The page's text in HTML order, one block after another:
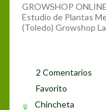
GROWSHOP
Estudio de Plantas
(Toledo) Growshop
2 Comentarios
Favorito
Chincheta